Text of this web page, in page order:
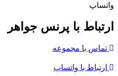
واتساپ
ارتباط با پرنس جواهر
تماس با مجموعه
ارتباط با واتساپ